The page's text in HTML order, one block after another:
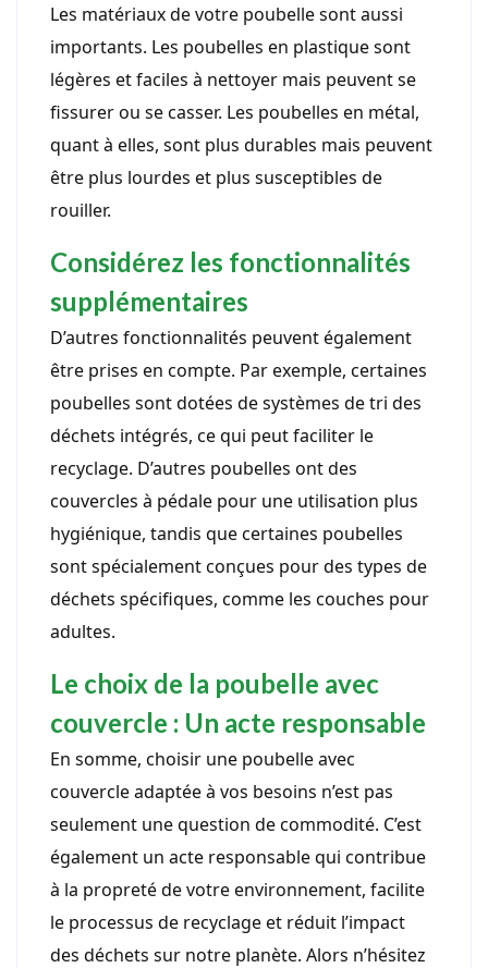
Les matériaux de votre poubelle sont aussi
importants. Les poubelles en plastique sont
légères et faciles à nettoyer mais peuvent se
fissurer ou se casser. Les poubelles en métal,
quant à elles, sont plus durables mais peuvent
être plus lourdes et plus susceptibles de
rouiller.
Considérez les fonctionnalités
supplémentaires
D’autres fonctionnalités peuvent également
être prises en compte. Par exemple, certaines
poubelles sont dotées de systèmes de tri des
déchets intégrés, ce qui peut faciliter le
recyclage. D’autres poubelles ont des
couvercles à pédale pour une utilisation plus
hygiénique, tandis que certaines poubelles
sont spécialement conçues pour des types de
déchets spécifiques, comme les couches pour
adultes.
Le choix de la poubelle avec
couvercle : Un acte responsable
En somme, choisir une poubelle avec
couvercle adaptée à vos besoins n’est pas
seulement une question de commodité. C’est
également un acte responsable qui contribue
à la propreté de votre environnement, facilite
le processus de recyclage et réduit l’impact
des déchets sur notre planète. Alors n’hésitez